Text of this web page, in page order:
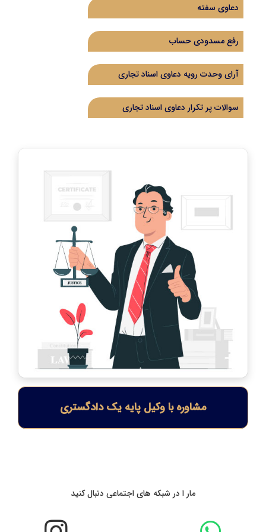
دعاوی سفته
رفع مسدودی حساب
آرای وحدت رویه دعاوی اسناد تجاری
سوالات پر تکرار دعاوی اسناد تجاری
مشاوره با وکیل پایه یک دادگستری
مار ا در شبکه های اجتماعی دنبال کنید